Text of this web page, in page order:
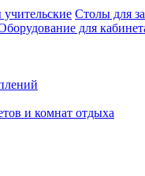
Столы для
для
и комнат отдыха